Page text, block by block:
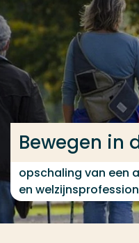
Ga direct naar de content
... > Bewegen in de
Bewegen in
opschaling van een
en
Veel gezocht
Opleiding
Contact